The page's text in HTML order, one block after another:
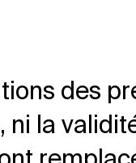
des
ni la